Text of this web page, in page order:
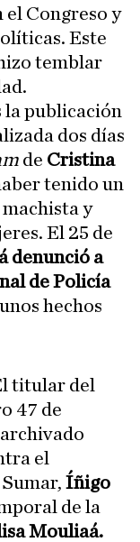
el Congreso y
Este
temblar
la publicación
dos días
de Cristina
tenido un
y
El 25 de
denunció a
de Policía
hechos
titular del
47 de
el
Íñigo
de la
Mouliaá.